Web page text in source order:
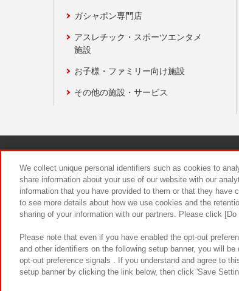
ガシャポン専門店
アスレチック・スポーツエンタメ
施設
お子様・ファミリー向け施設
その他の施設・サービス
We collect unique personal identifiers such as cookies to
share information about your use of our website with our
information that you have provided to them or that they
to see more details about how we use cookies and the
sharing of your information with our partners. Please click
Please note that even if you have enabled the opt-out
and other identifiers on the following setup banner, you will
opt-out preference signals . If you understand and agree to
setup banner by clicking the link below, then click 'Save